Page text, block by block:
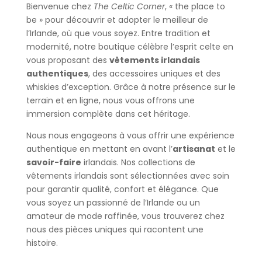
Bienvenue chez The Celtic Corner, « the place to
be » pour découvrir et adopter le meilleur de
l’Irlande, où que vous soyez. Entre tradition et
modernité, notre boutique célèbre l’esprit celte en
vous proposant des vêtements irlandais
authentiques, des accessoires uniques et des
whiskies d’exception. Grâce à notre présence sur le
terrain et en ligne, nous vous offrons une
immersion complète dans cet héritage.
Nous nous engageons à vous offrir une expérience
authentique en mettant en avant l’artisanat et le
savoir-faire irlandais. Nos collections de
vêtements irlandais sont sélectionnées avec soin
pour garantir qualité, confort et élégance. Que
vous soyez un passionné de l’Irlande ou un
amateur de mode raffinée, vous trouverez chez
nous des pièces uniques qui racontent une
histoire.